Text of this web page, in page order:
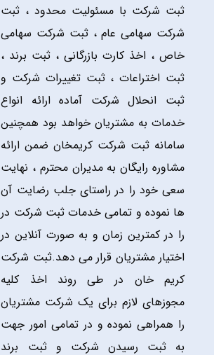
ثبت شرکت با مسئولیت محدود ، ثبت
شرکت سهامی عام ، ثبت شرکت سهامی
خاص ، اخذ کارت بازرگانی ، ثبت برند ،
ثبت اختراعات ، ثبت تغییرات شرکت و
ثبت انحلال شرکت آماده ارائه انواع
خدمات به مشتریان خواهد بود همچنین
سامانه ثبت شرکت کریمخان ضمن ارائه
مشاوره رایگان به مدیران محترم ، نهایت
سعی خود را در راستای جلب رضایت آن
ها نموده و تمامی خدمات ثبت شرکت در
را در کمترین زمان و به صورت آنلاین در
اختیار مشتریان قرار می دهد.ثبت شرکت
کریم خان در طی روند اخذ کلیه
مجوزهای لازم برای یک شرکت مشتریان
را همراهی نموده و در تمامی امور جهت
به ثبت رسیدن شرکت و ثبت برند